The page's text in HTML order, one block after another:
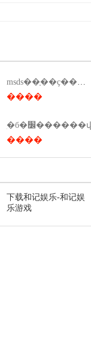
msds��֤��ҫ����ǯ����msds��ҫ����ǯ��
����
ִ�б�׼������վ
����
下载和记娱乐-和记娱
乐游戏